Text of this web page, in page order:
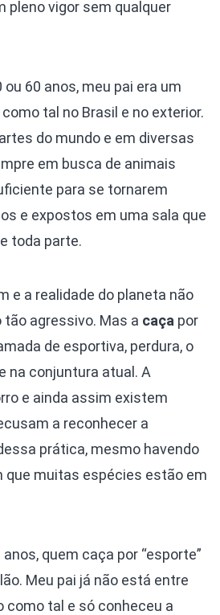
pleno vigor sem qualquer
ou 60 anos, meu pai era um
tal no Brasil e no exterior.
do mundo e em diversas
em busca de animais
para se tornarem
e expostos em uma sala que
toda parte.
e a realidade do planeta não
agressivo. Mas a caça por
de esportiva, perdura, o
na conjuntura atual. A
e ainda assim existem
a reconhecer a
prática, mesmo havendo
que muitas espécies estão em
quem caça por “esporte”
Meu pai já não está entre
como tal e só conheceu a